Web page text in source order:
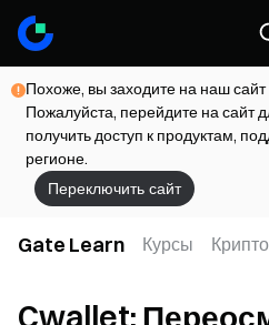
Похоже, вы заходите на наш
Пожалуйста, перейдите на сайт
получить доступ к продуктам,
регионе.
Переключить сайт
Gate Learn Курсы
Cwallet: